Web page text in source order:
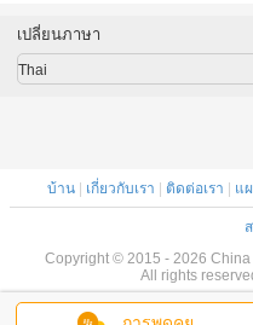
เปลี่ยนภาษา
Thai
บ้าน| เกี่ยวกับเรา ติดต่อเรา แ
Copyright © 2015 - 2026
All rights